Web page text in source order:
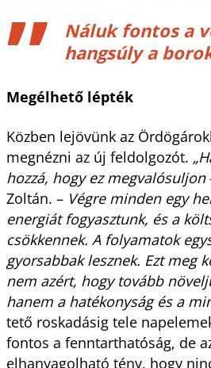
Náluk fontos a
hangsúly a
Megélhető lépték
Közben lejövünk az
megnézni az új feldolgozót.
hozzá, hogy ez megvalósuljon
Zoltán. – Végre minden egy
energiát fogyasztunk, és a
csökkennek. A folyamatok
gyorsabbak lesznek. Ezt meg
nem azért, hogy tovább
hanem a hatékonyság és a
tető roskadásig tele
fontos a fenntarthatóság, de
elhanyagolható tény, hogy